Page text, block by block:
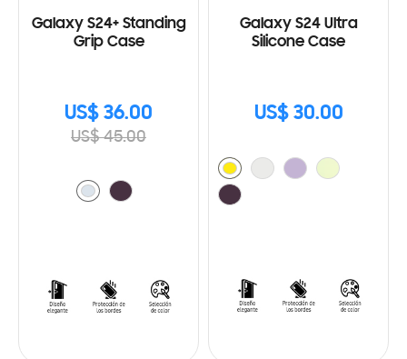
Galaxy S24+ Standing
Grip Case
US$ 36.00
US$ 45.00
Galaxy S24 Ultra
Silicone Case
US$ 30.00